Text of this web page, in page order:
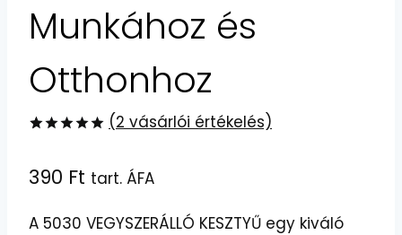
Munkához és
Otthonhoz
ből,
(2 vásárlói értékelés)
390 Ft tart. ÁFA
A 5030 VEGYSZERÁLLÓ KESZTYŰ egy kiváló